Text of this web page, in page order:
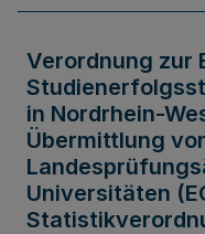
Verordnung zur
in Nordrhein-
Übermittlung
Universitäten